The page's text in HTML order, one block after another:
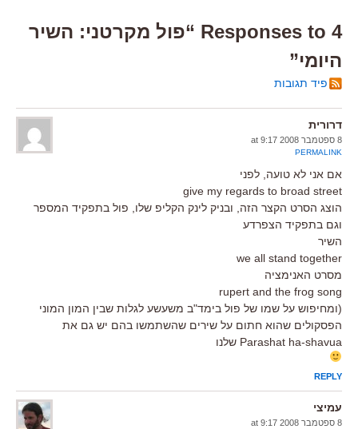
4 Responses to “פול מקרטני: השיר
היומי”
פיד תגובות
דרורית
8 ספטמבר 2008 at 9:17
PERMALINK
אם אני לא טועה, לפני
give my regards to broad street
הוצג הסרט הקצר הזה, ובניק לינק הקליפ שלו, פול בתפקיד המספר
וגם בתפקיד הצפרדע
השיר
we all stand together
מסרט האנימציה
rupert and the frog song
(ומחיפוש על שמו של פול בימד"ב משעשע לגלות שבין המון המוני
הפסקולים שהוא חתום על שירים שהשתמשו בהם יש גם את
Parashat ha-shavua שלנו
REPLY
עמיצי
8 ספטמבר 2008 at 9:17